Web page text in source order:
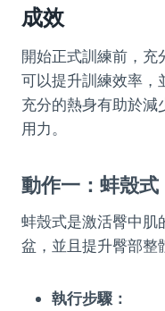
成效
開始正式訓練前，充
可以提升訓練效率，
充分的熱身有助於減
用力。
動作一：蚌殼式
蚌殼式是激活臀中肌
盆，並且提升臀部整
執行步驟：